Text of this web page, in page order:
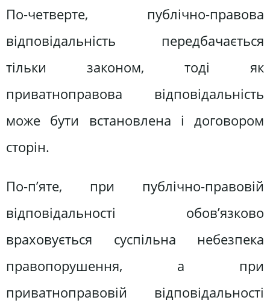
По-четверте, публічно-правова
відповідальність передбачається
тільки законом, тоді як
приватноправова відповідальність
може бути встановлена і договором
сторін.
По-п’яте, при публічно-правовій
відповідальності обов’язково
враховується суспільна небезпека
правопорушення, а при
приватноправовій відповідальності